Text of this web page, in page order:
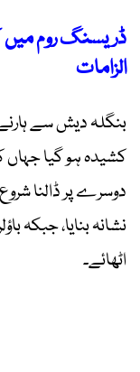
ڈریسنگ روم
الزامات
بنگلہ دیش سے
کشیدہ ہو گیا جہاں
دوسرے پر ڈالنا شروع
نشانہ بنایا، جبکہ
اٹھائے۔